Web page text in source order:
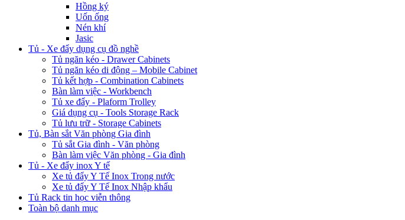
Hồng ký
Uốn ống
Nén khí
Jasic
Tủ - Xe đẩy dụng cụ đồ nghề
Tủ ngăn kéo - Drawer Cabinets
Tủ ngăn kéo di động – Mobile Cabinet
Tủ kết hợp - Combination Cabinets
Bàn làm việc - Workbench
Tủ xe đẩy - Plaform Trolley
Giá dụng cụ - Tools Storage Rack
Tủ lưu trữ - Storage Cabinets
Tủ, Bàn sắt Văn phòng Gia đình
Tủ sắt Gia đình - Văn phòng
Bàn làm việc Văn phòng - Gia đình
Tủ - Xe đẩy inox Y tế
Xe tủ đẩy Y Tế Inox Trong nước
Xe tủ đẩy Y Tế Inox Nhập khẩu
Tủ Rack tin học viễn thông
Toàn bộ danh mục